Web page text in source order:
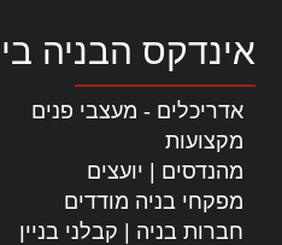
אינדקס הבניה
אדריכלים - מעצבי פנים
מקצועות
מהנדסים | יועצים
מפקחי בניה מודדים
חברות בניה | קבלני בניין